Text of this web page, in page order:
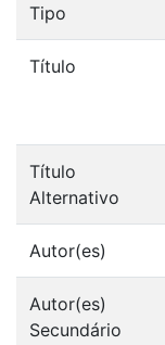
Tipo
Título
Título
Alternativo
Autor(es)
Autor(es)
Secundário